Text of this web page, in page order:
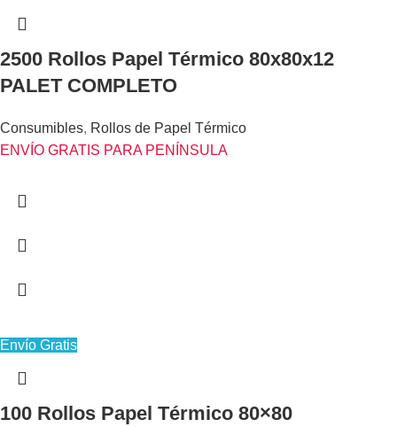
2500 Rollos Papel Térmico 80x80x12
PALET COMPLETO
Consumibles, Rollos de Papel Térmico
ENVÍO GRATIS PARA PENÍNSULA
Envío Gratis
100 Rollos Papel Térmico 80×80